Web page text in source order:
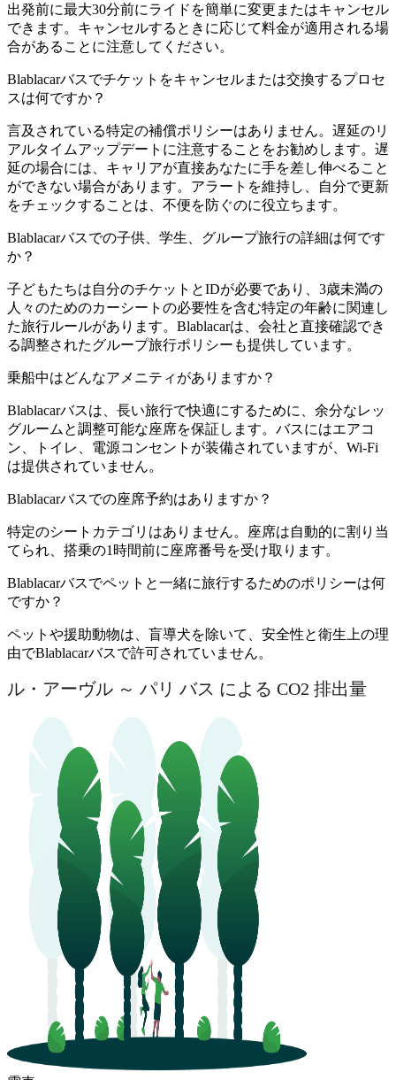
出発前に最大30分前にライドを簡単に変更またはキャンセル
できます。キャンセルするときに応じて料金が適用される場
合があることに注意してください。
Blablacarバスでチケットをキャンセルまたは交換するプロセ
スは何ですか？
言及されている特定の補償ポリシーはありません。遅延のリ
アルタイムアップデートに注意することをお勧めします。遅
延の場合には、キャリアが直接あなたに手を差し伸べること
ができない場合があります。アラートを維持し、自分で更新
をチェックすることは、不便を防ぐのに役立ちます。
Blablacarバスでの子供、学生、グループ旅行の詳細は何です
か？
子どもたちは自分のチケットとIDが必要であり、3歳未満の
人々のためのカーシートの必要性を含む特定の年齢に関連し
た旅行ルールがあります。Blablacarは、会社と直接確認でき
る調整されたグループ旅行ポリシーも提供しています。
乗船中はどんなアメニティがありますか？
Blablacarバスは、長い旅行で快適にするために、余分なレッ
グルームと調整可能な座席を保証します。バスにはエアコ
ン、トイレ、電源コンセントが装備されていますが、Wi-Fi
は提供されていません。
Blablacarバスでの座席予約はありますか？
特定のシートカテゴリはありません。座席は自動的に割り当
てられ、搭乗の1時間前に座席番号を受け取ります。
Blablacarバスでペットと一緒に旅行するためのポリシーは何
ですか？
ペットや援助動物は、盲導犬を除いて、安全性と衛生上の理
由でBlablacarバスで許可されていません。
ル・アーヴル ～ パリ バス による CO2 排出量